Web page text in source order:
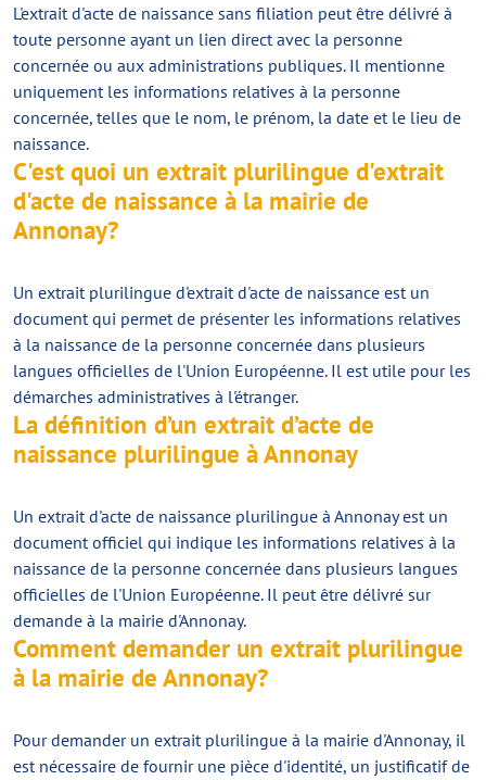
L'extrait d'acte de naissance sans filiation peut être délivré à
toute personne ayant un lien direct avec la personne
concernée ou aux administrations publiques. Il mentionne
uniquement les informations relatives à la personne
concernée, telles que le nom, le prénom, la date et le lieu de
naissance.
C'est quoi un extrait plurilingue d'extrait
d'acte de naissance à la mairie de
Annonay?
Un extrait plurilingue d'extrait d'acte de naissance est un
document qui permet de présenter les informations relatives
à la naissance de la personne concernée dans plusieurs
langues officielles de l'Union Européenne. Il est utile pour les
démarches administratives à l'étranger.
La définition d’un extrait d’acte de
naissance plurilingue à Annonay
Un extrait d'acte de naissance plurilingue à Annonay est un
document officiel qui indique les informations relatives à la
naissance de la personne concernée dans plusieurs langues
officielles de l'Union Européenne. Il peut être délivré sur
demande à la mairie d'Annonay.
Comment demander un extrait plurilingue
à la mairie de Annonay?
Pour demander un extrait plurilingue à la mairie d'Annonay, il
est nécessaire de fournir une pièce d'identité, un justificatif de